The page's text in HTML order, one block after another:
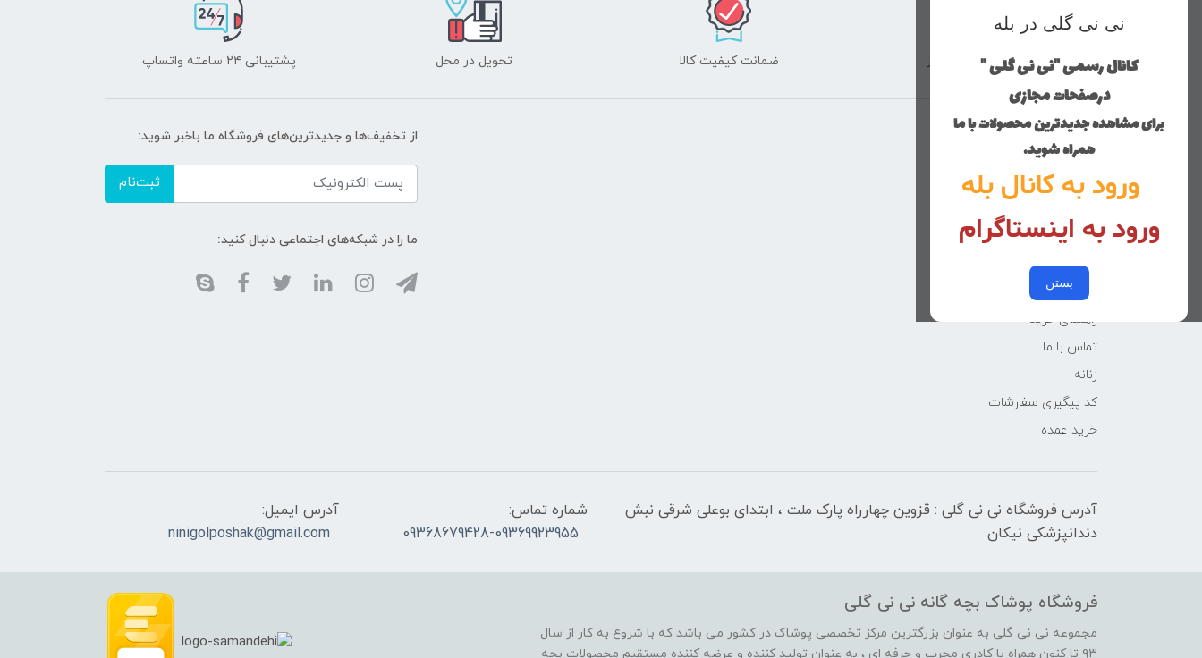
نی نی گلی در بله
کانال رسمی "نی نی گلی "
درصفحات مجازی
برای مشاهده جدیدترین محصولات با ما
همراه شوید.
ورود به کانال بله
ورود به اینستاگرام
بستن
ارسال با پست پیشتاز ضمانت کیفیت کالا تحویل در محل پشتیبانی ۲۴ ساعته واتساپ
منوی وب‌سایت
محصولات
دخترانه
پسرانه
کوچولوهای نی نی گلی
راهنمای خرید
تماس با ما
زنانه
کد پیگیری سفارشات
خرید عمده
از تخفیف‌ها و جدیدترین‌های فروشگاه ما باخبر شوید:
ثبت‌نام
ما را در شبکه‌های اجتماعی دنبال کنید:
آدرس فروشگاه نی نی گلی : قزوین چهارراه پارک ملت ، ابتدای بوعلی شرقی نبش
دندانپزشکی نیکان
شماره تماس:
09368679428-09369923955
آدرس ایمیل:
ninigolposhak@gmail.com
فروشگاه پوشاک بچه گانه نی نی گلی
مجموعه نی نی گلی به عنوان بزرگترین مرکز تخصصی پوشاک در کشور می باشد که با شروع به کار از سال
۹۳ تا کنون همراه با کادری مجرب و حرفه ای ، به عنوان تولید کننده و عرضه کننده مستقیم محصولات بچه